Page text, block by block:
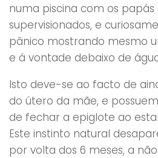
numa piscina com os
supervisionados, e
pânico mostrando mesmo
e á vontade debaixo de
Isto deve-se ao facto de
do útero da mãe, e
de fechar a epiglote ao
Este instinto natural
por volta dos 6 meses, a